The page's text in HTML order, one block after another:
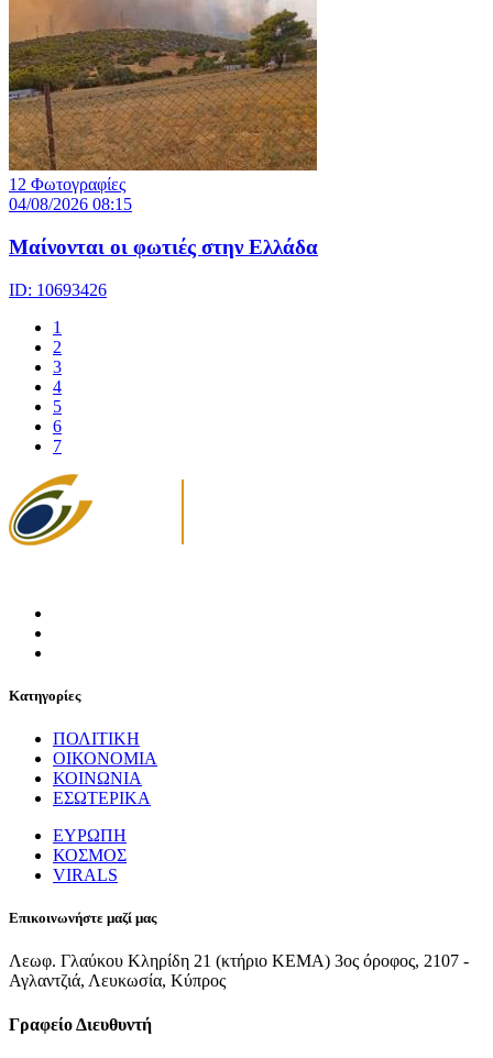
12 Φωτογραφίες
04/08/2026 08:15
Μαίνονται οι φωτιές στην Ελλάδα
ID: 10693426
1
2
3
4
5
6
7
Κατηγορίες
ΠΟΛΙΤΙΚΗ
ΟΙΚΟΝΟΜΙΑ
ΚΟΙΝΩΝΙΑ
ΕΣΩΤΕΡΙΚΑ
ΕΥΡΩΠΗ
ΚΟΣΜΟΣ
VIRALS
Επικοινωνήστε μαζί μας
Λεωφ. Γλαύκου Κληρίδη 21 (κτήριο ΚΕΜΑ) 3ος όροφος, 2107 -
Αγλαντζιά, Λευκωσία, Κύπρος
Γραφείο Διευθυντή